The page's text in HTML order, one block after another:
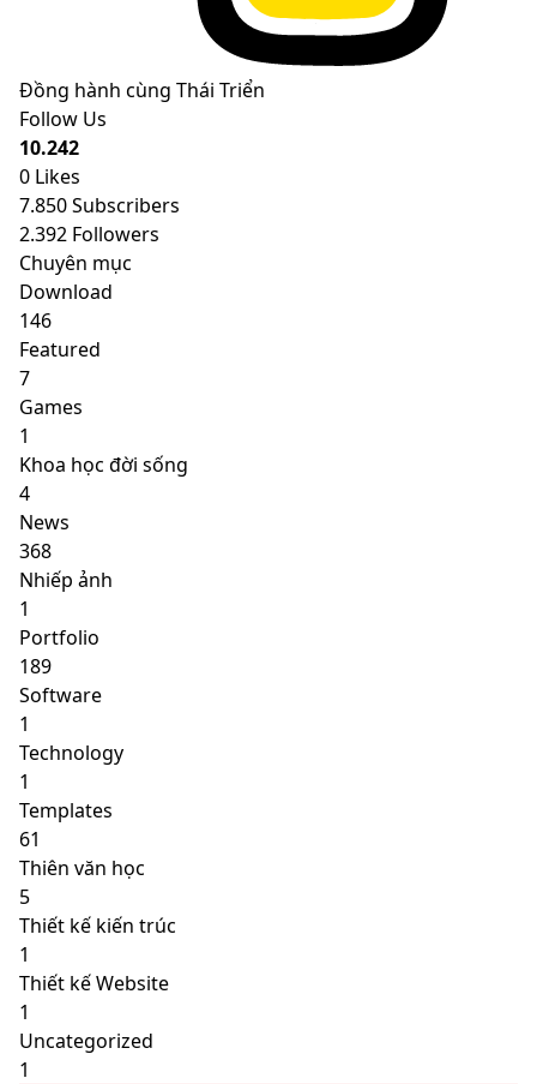
Đồng hành cùng Thái Triển
Follow Us
10.242
0 Likes
7.850Subscribers
2.392 Followers
Chuyên mục
Download
146
Featured
7
Games
1
Khoa học đời sống
4
News
368
Nhiếp ảnh
1
Portfolio
189
Software
1
Technology
1
Templates
61
Thiên văn học
5
Thiết kế kiến trúc
1
Thiết kế Website
1
Uncategorized
1